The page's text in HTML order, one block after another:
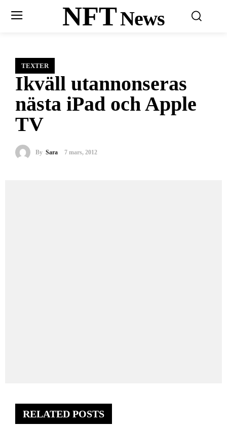
NFTNews
TEXTER
Ikväll utannonseras
nästa iPad och Apple
TV
By Sara 7 mars, 2012
RELATED POSTS